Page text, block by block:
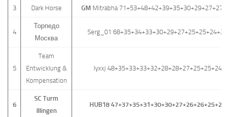
3 Dark Horse GM Mitrabha
4
Торпедо
Москва
Serg_01
5
Team
Entwicklung &
Kompensation
lyxxj
6
SC Turm
Illingen
HUB18